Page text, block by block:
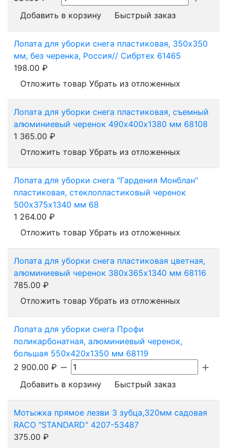
Добавить в корзину
Быстрый заказ
Лопата для уборки снега пластиковая, 350х350
мм, без черенка, Россия// Сибртех 61465
198.00 ₽
Отложить товар Убрать из отложенных
Лопата для уборки снега пластиковая, съемный
алюминиевый черенок 490х400х1380 мм 68108
1 365.00 ₽
Отложить товар Убрать из отложенных
Лопата для уборки снега "Гардения Монблан"
пластиковая, стеклопластиковый черенок
500x375х1340 мм 68
1 264.00 ₽
Отложить товар Убрать из отложенных
Лопата для уборки снега пластиковая цветная,
алюминиевый черенок 380х365х1340 мм 68116
785.00 ₽
Отложить товар Убрать из отложенных
Лопата для уборки снега Профи
поликарбонатная, алюминиевый черенок,
большая 550х420х1350 мм 68119
2 900.00 ₽
Добавить в корзину
Быстрый заказ
Мотыжка прямое лезви 3 зубца,320мм садовая
RACO "STANDARD" 4207-53487
375.00 ₽